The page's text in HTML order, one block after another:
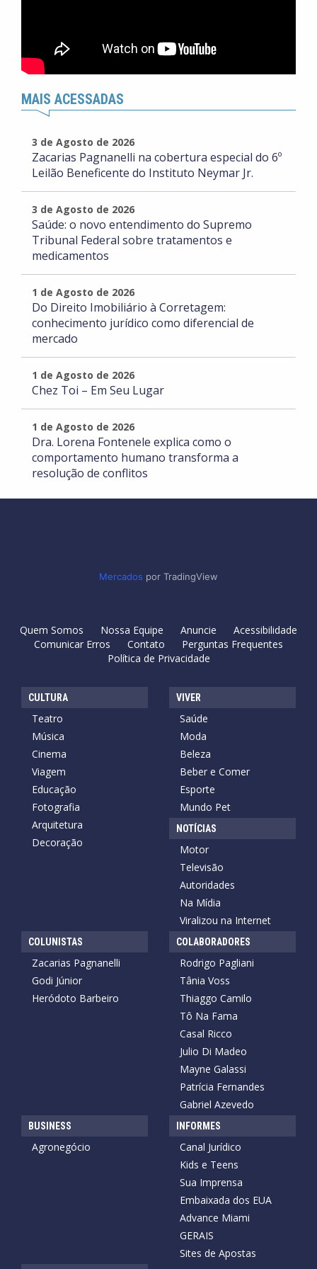
MAIS ACESSADAS
3 de Agosto de 2026
Zacarias Pagnanelli na cobertura especial do 6º
Leilão Beneficente do Instituto Neymar Jr.
3 de Agosto de 2026
Saúde: o novo entendimento do Supremo
Tribunal Federal sobre tratamentos e
medicamentos
1 de Agosto de 2026
Do Direito Imobiliário à Corretagem:
conhecimento jurídico como diferencial de
mercado
1 de Agosto de 2026
Chez Toi – Em Seu Lugar
1 de Agosto de 2026
Dra. Lorena Fontenele explica como o
comportamento humano transforma a
resolução de conflitos
Mercados por TradingView
Quem Somos Nossa Equipe Anuncie
Acessibilidade
Comunicar Erros
Contato
Perguntas Frequentes
Política de Privacidade
CULTURA
Teatro
Música
Cinema
Viagem
Educação
Fotografia
Arquitetura
Decoração
VIVER
Saúde
Moda
Beleza
Beber e Comer
Esporte
Mundo Pet
NOTÍCIAS
Motor
Televisão
Autoridades
Na Mídia
Viralizou na Internet
COLUNISTAS
Zacarias Pagnanelli
Godi Júnior
Heródoto Barbeiro
COLABORADORES
Rodrigo Pagliani
Tânia Voss
Thiaggo Camilo
Tô Na Fama
Casal Ricco
Julio Di Madeo
Mayne Galassi
Patrícia Fernandes
Gabriel Azevedo
BUSINESS
Agronegócio
INFORMES
Canal Jurídico
Kids e Teens
Sua Imprensa
Embaixada dos EUA
Advance Miami
GERAIS
Sites de Apostas